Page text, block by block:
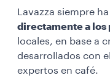
Lavazza siempre
directamente a los
locales, en base a
desarrollados con
expertos en café.